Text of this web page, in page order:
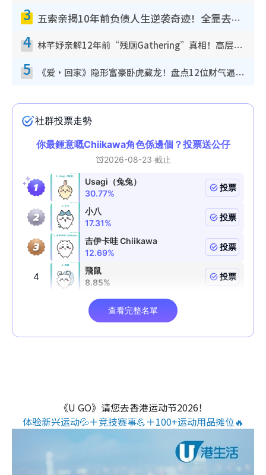
3 五索亲揭10年前负债人生逆袭奇迹！全靠去一地方转运后即遇上马先生
4 林芊妤亲解12年前“残厕Gathering”真相！高层解约一句话重创尊严，至今拒返TVB
5 《爱·回家》隐形富豪卧虎藏龙！盘点12位财气逼人的有钱艺人：这位美女3亿身家不愁做
《U GO》请您去香港运动节2026！
体验新兴运动💦＋竞技赛事💪＋100+运动用品摊位🔥